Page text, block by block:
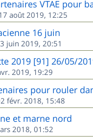
VTAE pour
août 2019, 12:25
16 juin
juin 2019, 20:51
2019 [91] 26/05/
2019, 19:29
pour rouler
févr. 2018, 15:48
et marne nord
2018, 01:52